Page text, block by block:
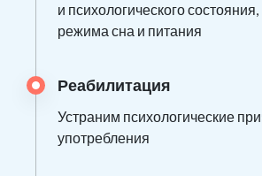
и психологического состояния,
режима сна и питания
Реабилитация
Устраним психологические
употребления